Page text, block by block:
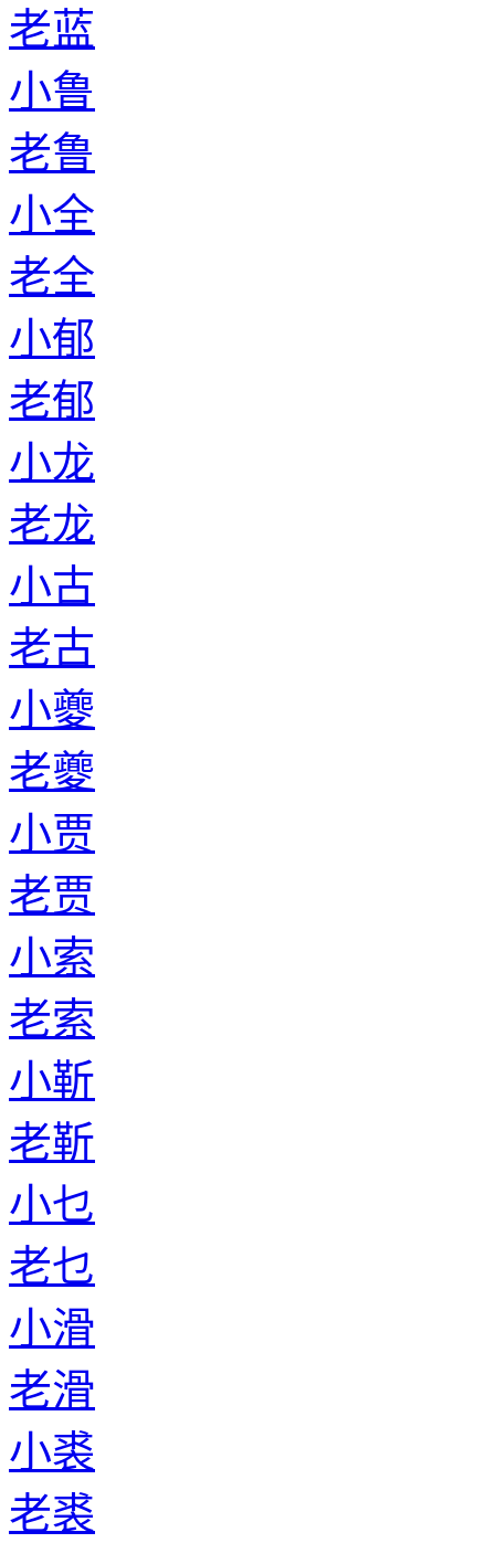
老蓝
小鲁
老鲁
小全
老全
小郁
老郁
小龙
老龙
小古
老古
小夔
老夔
小贾
老贾
小索
老索
小靳
老靳
小乜
老乜
小滑
老滑
小裘
老裘